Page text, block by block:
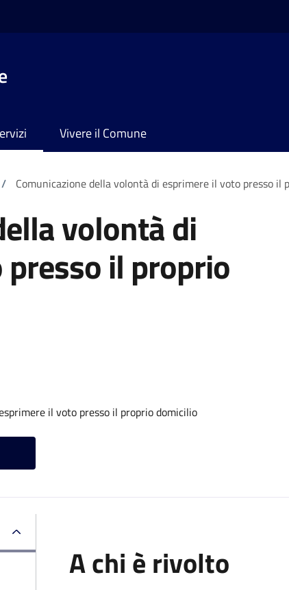
Vivere il Comune
/ Comunicazione della volontà di esprimere il voto presso il
volontà di
il proprio
il voto presso il proprio domicilio
A chi è rivolto